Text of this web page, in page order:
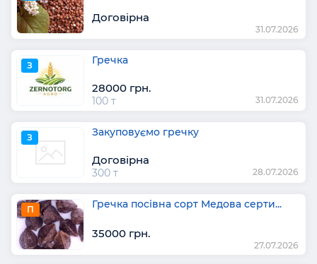
Договірна
31.07.2026
З Гречка
28000 грн.
100 т 31.07.2026
З Закуповуємо гречку
Договірна
300 т 28.07.2026
П Гречка посівна сорт Медова серти...
35000 грн.
27.07.2026